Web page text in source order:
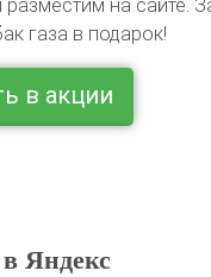
на сайте.
газа в подарок!
в акции
Яндекс